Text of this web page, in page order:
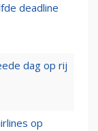
deadline
dag op rij
op